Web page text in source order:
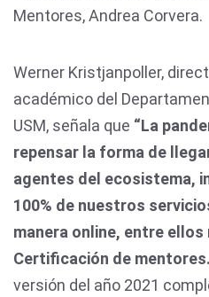
Mentores, Andrea Corvera.
Werner Kristjanpoller,
académico del
USM, señala que “La
repensar la forma de
agentes del ecosistema,
100% de nuestros
manera online, entre
Certificación de mentores.
versión del año 2021